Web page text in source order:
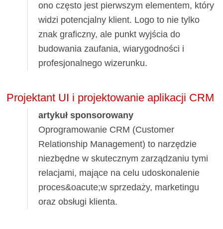
ono często jest pierwszym elementem, który
widzi potencjalny klient. Logo to nie tylko
znak graficzny, ale punkt wyjścia do
budowania zaufania, wiarygodności i
profesjonalnego wizerunku.
Projektant UI i projektowanie aplikacji CRM
artykuł sponsorowany
Oprogramowanie CRM (Customer
Relationship Management) to narzędzie
niezbędne w skutecznym zarządzaniu tymi
relacjami, mające na celu udoskonalenie
proces&oacute;w sprzedaży, marketingu
oraz obsługi klienta.